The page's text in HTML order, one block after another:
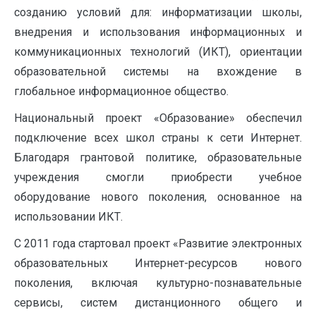
созданию условий для: информатизации школы,
внедрения и использования информационных и
коммуникационных технологий (ИКТ), ориентации
образовательной системы на вхождение в
глобальное информационное общество.
Национальный проект «Образование» обеспечил
подключение всех школ страны к сети Интернет.
Благодаря грантовой политике, образовательные
учреждения смогли приобрести учебное
оборудование нового поколения, основанное на
использовании ИКТ.
С 2011 года стартовал проект «Развитие электронных
образовательных Интернет-ресурсов нового
поколения, включая культурно-познавательные
сервисы, систем дистанционного общего и